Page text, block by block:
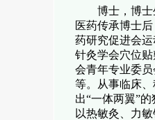
博士，博
医药传承博士
药研究促进会
针灸学会穴位
会青年专业委
等。从事临床
出“一体两翼”
以热敏灸、力